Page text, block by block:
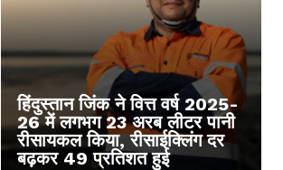
हिंदुस्तान जिंक ने वित्त वर्ष 2025-
26 में लगभग 23 अरब लीटर पानी
रीसायकल किया, रीसाईक्लिंग दर
बढ़कर 49 प्रतिशत हुई